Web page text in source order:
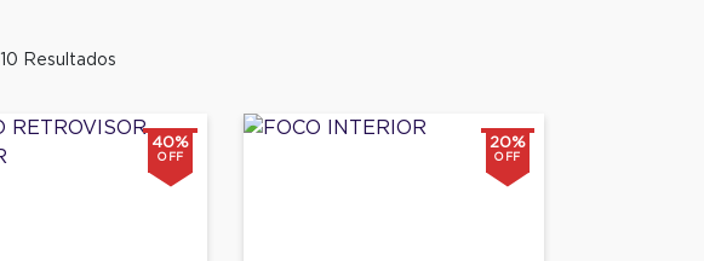
10 Resultados
40%
OFF
20%
OFF